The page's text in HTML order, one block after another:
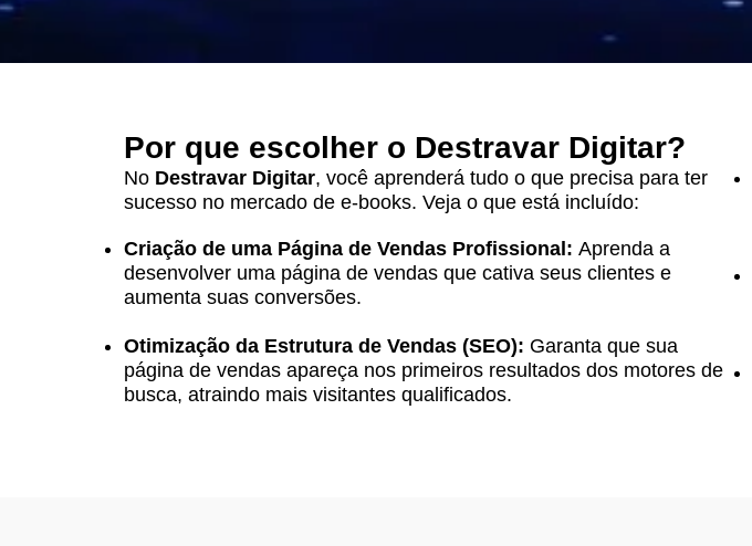
Por que escolher o Destravar Digitar?
No Destravar Digitar, você aprenderá tudo o que precisa para ter
sucesso no mercado de e-books. Veja o que está incluído:
Criação de uma Página de Vendas Profissional: Aprenda a
desenvolver uma página de vendas que cativa seus clientes e
aumenta suas conversões.
Otimização da Estrutura de Vendas (SEO): Garanta que sua
página de vendas apareça nos primeiros resultados dos motores de
busca, atraindo mais visitantes qualificados.